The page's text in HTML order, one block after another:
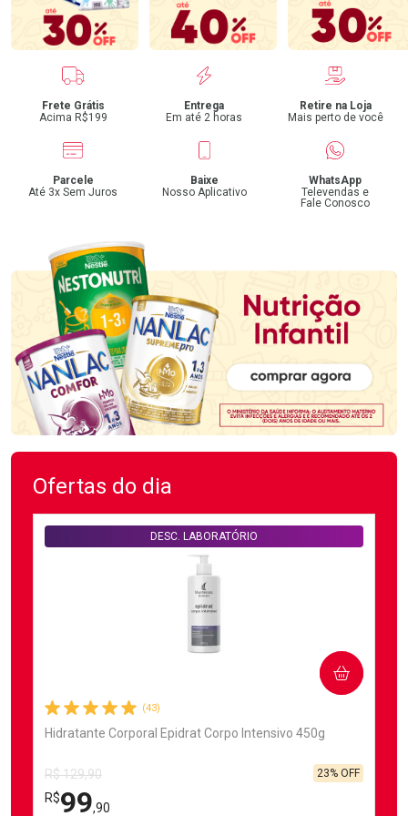
Benefícios
Frete Grátis
Acima R$199
Entrega
Em até 2 horas
Retire na Loja
Mais perto de você
Parcele
Até 3x Sem Juros
Baixe
Nosso Aplicativo
WhatsApp
Televendas e
Fale Conosco
Ofertas do dia
(43)
Hidratante Corporal Epidrat Corpo Intensivo 450g
DESC. LABORATÓRIO
R$ 129,90
R$99,90
23% OFF
COMPRAR